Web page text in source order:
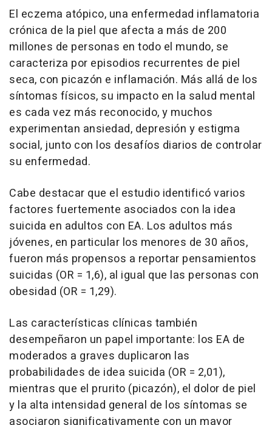
El eczema atópico, una enfermedad inflamatoria
crónica de la piel que afecta a más de 200
millones de personas en todo el mundo, se
caracteriza por episodios recurrentes de piel
seca, con picazón e inflamación. Más allá de los
síntomas físicos, su impacto en la salud mental
es cada vez más reconocido, y muchos
experimentan ansiedad, depresión y estigma
social, junto con los desafíos diarios de controlar
su enfermedad.
Cabe destacar que el estudio identificó varios
factores fuertemente asociados con la idea
suicida en adultos con EA. Los adultos más
jóvenes, en particular los menores de 30 años,
fueron más propensos a reportar pensamientos
suicidas (OR = 1,6), al igual que las personas con
obesidad (OR = 1,29).
Las características clínicas también
desempeñaron un papel importante: los EA de
moderados a graves duplicaron las
probabilidades de idea suicida (OR = 2,01),
mientras que el prurito (picazón), el dolor de piel
y la alta intensidad general de los síntomas se
asociaron significativamente con un mayor